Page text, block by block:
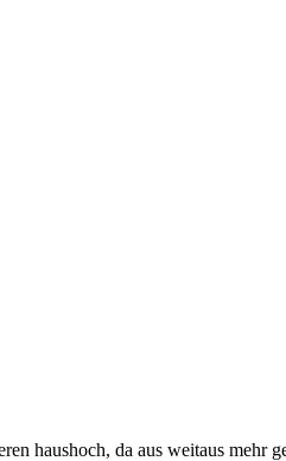
haushoch, da aus weitaus mehr